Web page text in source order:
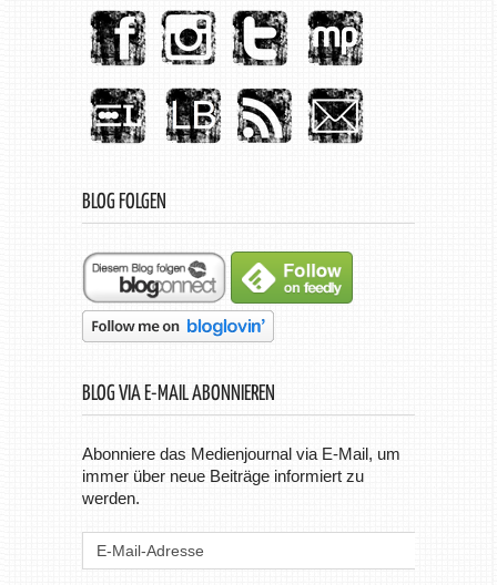
BLOG FOLGEN
BLOG VIA E-MAIL ABONNIEREN
Abonniere das Medienjournal via E-Mail, um
immer über neue Beiträge informiert zu
werden.
Mail-